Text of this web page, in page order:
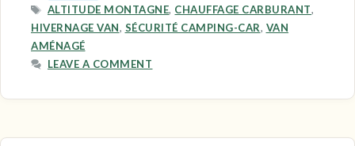
TAGS
ALTITUDE MONTAGNE, CHAUFFAGE CARBURANT,
HIVERNAGE VAN, SÉCURITÉ CAMPING-CAR, VAN
AMÉNAGÉ
LEAVE A COMMENT